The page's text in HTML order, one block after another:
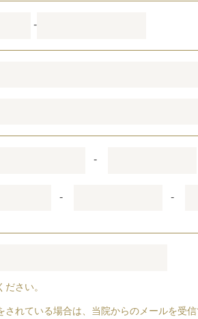
-
-
- -
さい。
されている場合は、当院からのメールを受